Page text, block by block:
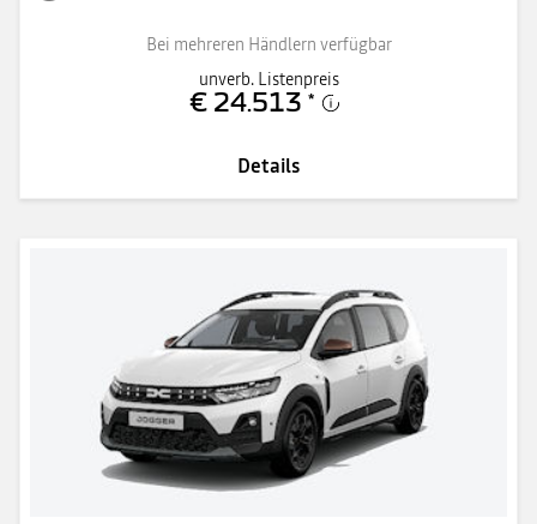
Bei mehreren Händlern verfügbar
unverb. Listenpreis
€ 24.513 *
Details